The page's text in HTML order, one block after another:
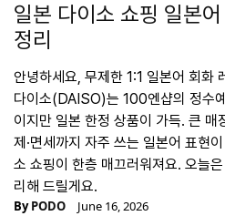
일본 다이소 쇼핑 일본
정리
안녕하세요, 무제한 1:1 일본어 회화
다이소(DAISO)는 100엔샵의 정수
이지만 일본 한정 상품이 가득. 큰 매
제·면세까지 자주 쓰는 일본어 표현
소 쇼핑이 한층 매끄러워져요. 오늘
리해 드릴게요.
ByPODO June 16, 2026